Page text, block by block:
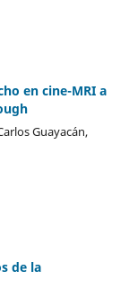
en cine-MRI a
Guayacán,
de la